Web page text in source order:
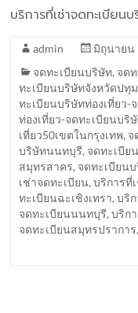
บริการที่เช่าจดทะเบียน
admin
มิถุนายน
จดทะเบียนบริษัท, จด
ทะเบียนบริษัทจังหวัดปทุ
ทะเบียนบริษัทท่องเที่ยว-
ท่องเที่ยว-จดทะเบียนบริ
เที่ยว50เขตในกรุงเทพ, จ
บริษัทนนทบุรี, จดทะเบีย
สมุทรสาคร, จดทะเบียน
เช่าจดทะเบียน,บริการที่
ทะเบียนฉะเชิงเทรา,บริ
จดทะเบียนนนทบุรี,บริก
จดทะเบียนสมุทรปราการ